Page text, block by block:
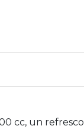
cc, un refresco